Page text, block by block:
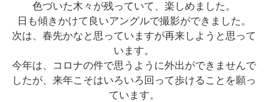
色づいた木々が残っていて、楽しめました。
日も傾きかけて良いアングルで撮影ができました。
次は、春先かなと思っていますが再来しようと思って
います。
今年は、コロナの件で思うように外出ができませんで
したが、来年こそはいろいろ回って歩けることを願っ
ています。